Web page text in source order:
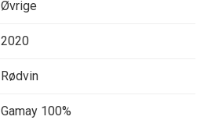
Øvrige
2020
Rødvin
Gamay 100%